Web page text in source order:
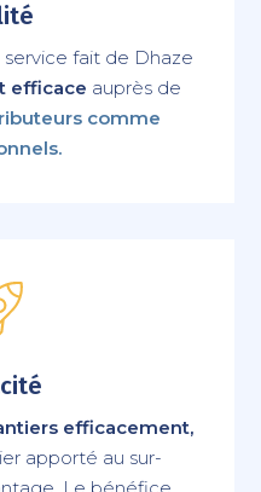
fait de Dhaze
efficace auprès de
comme
efficacement,
apporté au sur-